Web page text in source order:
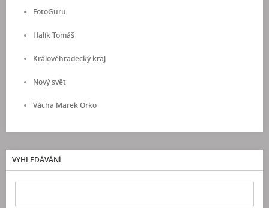
FotoGuru
Halík Tomáš
Královéhradecký kraj
Nový svět
Vácha Marek Orko
VYHLEDÁVÁNÍ